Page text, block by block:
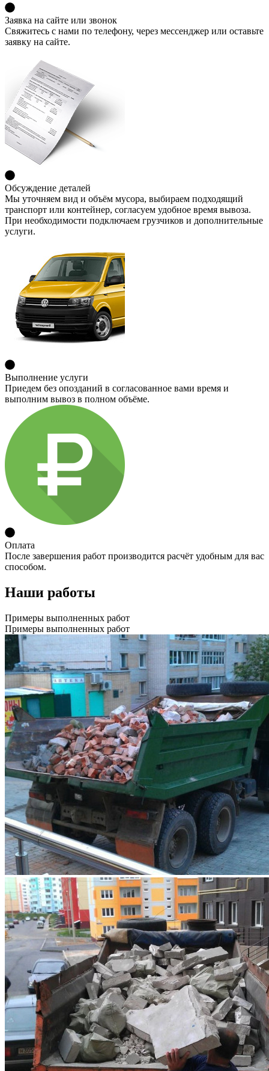
Заявка на сайте или звонок
Свяжитесь с нами по телефону, через мессенджер или оставьте
заявку на сайте.
Обсуждение деталей
Мы уточняем вид и объём мусора, выбираем подходящий
транспорт или контейнер, согласуем удобное время вывоза.
При необходимости подключаем грузчиков и дополнительные
услуги.
Выполнение услуги
Приедем без опозданий в согласованное вами время и
выполним вывоз в полном объёме.
Оплата
После завершения работ производится расчёт удобным для вас
способом.
Наши работы
Примеры выполненных работ
Примеры выполненных работ